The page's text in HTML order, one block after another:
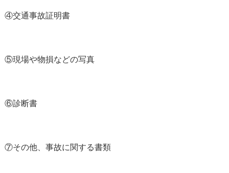
④交通事故証明書
⑤現場や物損などの写真
⑥診断書
⑦その他、事故に関する書類